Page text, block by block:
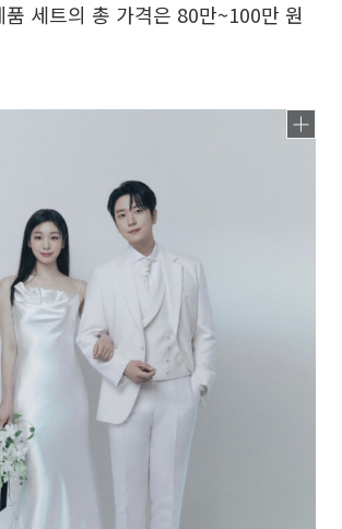
세트의 총 가격은 80만~100만 원